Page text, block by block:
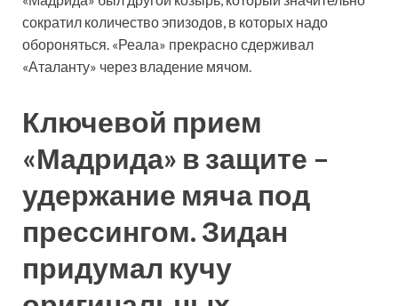
сократил количество эпизодов, в которых надо
обороняться. «Реала» прекрасно сдерживал
«Аталанту» через владение мячом.
Ключевой прием
«Мадрида» в защите –
удержание мяча под
прессингом. Зидан
придумал кучу